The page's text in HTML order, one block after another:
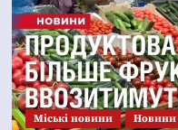
Mіські новини Новини